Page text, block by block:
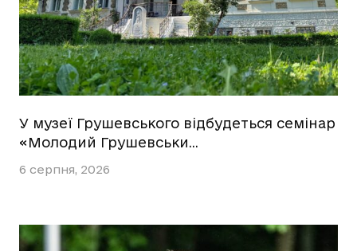
У музеї Грушевського відбудеться семінар
«Молодий Грушевськи…
6 серпня, 2026